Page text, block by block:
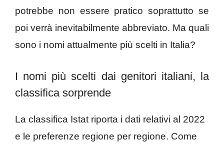
potrebbe non essere pratico soprattutto se
poi verrà inevitabilmente abbreviato. Ma quali
sono i nomi attualmente più scelti in Italia?
I nomi più scelti dai genitori italiani, la
classifica sorprende
La classifica Istat riporta i dati relativi al 2022
e le preferenze regione per regione. Come